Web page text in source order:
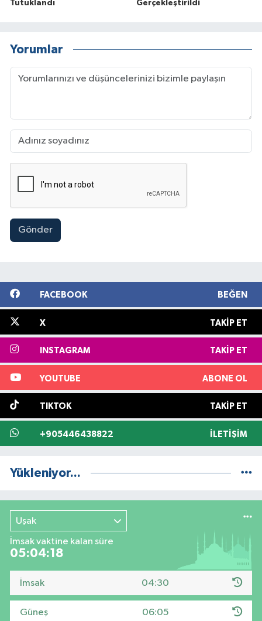
Tutuklandı Gerçekleştirildi
Yorumlar
Gönder
FACEBOOK BEĞEN
X TAKIP ET
INSTAGRAM TAKIP ET
YOUTUBE ABONE OL
TIKTOK TAKIP ET
+905446438822 İLETIŞIM
Yükleniyor...
Uşak
İmsak vaktine kalan süre
05:04:17
İmsak 04:30
Güneş 06:05